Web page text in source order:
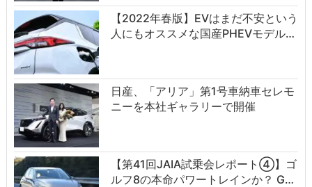
【2022年春版】EVはまだ不安という
人にもオススメな国産PHEVモデル…
日産、「アリア」第1号車納車セレモ
ニーを本社ギャラリーで開催
【第41回JAIA試乗会レポート④】ゴ
ルフ8の本命パワートレインか？ G…